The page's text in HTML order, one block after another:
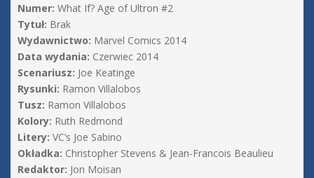
Numer: What If? Age of Ultron #2
Tytuł: Brak
Wydawnictwo: Marvel Comics 2014
Data wydania: Czerwiec 2014
Scenariusz: Joe Keatinge
Rysunki: Ramon Villalobos
Tusz: Ramon Villalobos
Kolory: Ruth Redmond
Litery: VC’s Joe Sabino
Okładka: Christopher Stevens & Jean-Francois Beaulieu
Redaktor: Jon Moisan